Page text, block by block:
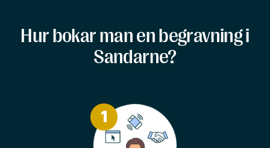
Hur bokar man en begravning i
Sandarne?
1